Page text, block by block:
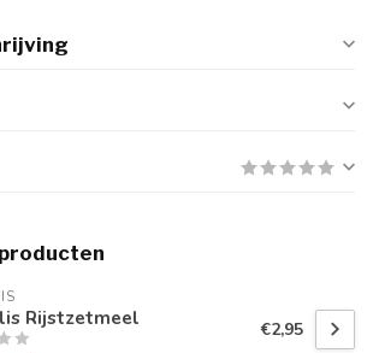
Rijstzetmeel €2,95